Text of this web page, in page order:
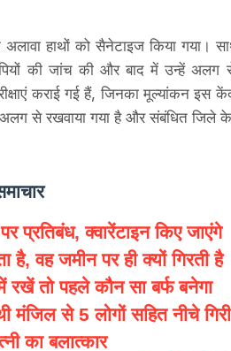
हाथों को सैनेटाइज किया गया।
की जांच की और बाद में उन्हें अलग
कराई गई हैं, जिनका मूल्यांकन इस
से रखवाया गया है और संबंधित जिले
प्रतिबंध, क्वारेंटाइन किए जाएंगे
वह जमीन पर ही क्यों गिरती है
रखें तो पहले कौन सा बर्फ बनेगा
मंजिल से 5 लोगों सहित नीचे
का बलात्कार